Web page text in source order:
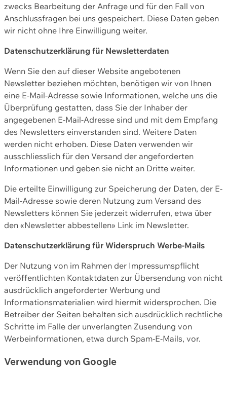
zwecks Bearbeitung der Anfrage und für den Fall von
Anschlussfragen bei uns gespeichert. Diese Daten geben
wir nicht ohne Ihre Einwilligung weiter.
Datenschutzerklärung für Newsletterdaten
Wenn Sie den auf dieser Website angebotenen
Newsletter beziehen möchten, benötigen wir von Ihnen
eine E-Mail-Adresse sowie Informationen, welche uns die
Überprüfung gestatten, dass Sie der Inhaber der
angegebenen E-Mail-Adresse sind und mit dem Empfang
des Newsletters einverstanden sind. Weitere Daten
werden nicht erhoben. Diese Daten verwenden wir
ausschliesslich für den Versand der angeforderten
Informationen und geben sie nicht an Dritte weiter.
Die erteilte Einwilligung zur Speicherung der Daten, der E-
Mail-Adresse sowie deren Nutzung zum Versand des
Newsletters können Sie jederzeit widerrufen, etwa über
den «Newsletter abbestellen» Link im Newsletter.
Datenschutzerklärung für Widerspruch Werbe-Mails
Der Nutzung von im Rahmen der Impressumspflicht
veröffentlichten Kontaktdaten zur Übersendung von nicht
ausdrücklich angeforderter Werbung und
Informationsmaterialien wird hiermit widersprochen. Die
Betreiber der Seiten behalten sich ausdrücklich rechtliche
Schritte im Falle der unverlangten Zusendung von
Werbeinformationen, etwa durch Spam-E-Mails, vor.
Verwendung von Google